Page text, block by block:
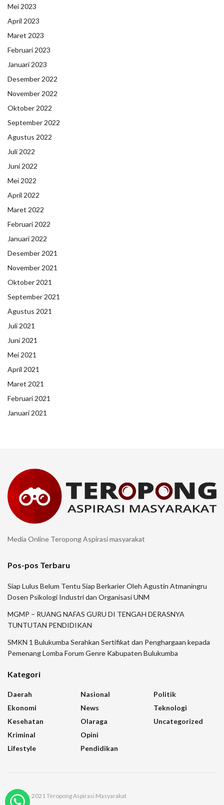
Mei 2023
April 2023
Maret 2023
Februari 2023
Januari 2023
Desember 2022
November 2022
Oktober 2022
September 2022
Agustus 2022
Juli 2022
Juni 2022
Mei 2022
April 2022
Maret 2022
Februari 2022
Januari 2022
Desember 2021
November 2021
Oktober 2021
September 2021
Agustus 2021
Juli 2021
Juni 2021
Mei 2021
April 2021
Maret 2021
Februari 2021
Januari 2021
Media Online Teropong Aspirasi masyarakat
Pos-pos Terbaru
Siap Lulus Belum Tentu Siap Berkarier Oleh Agustin Atmaningru
Dosen Psikologi Industri dan Organisasi UNM
MGMP – RUANG NAFAS GURU DI TENGAH DERASNYA
TUNTUTAN PENDIDIKAN
SMKN 1 Bulukumba Serahkan Sertifikat dan Penghargaan kepada
Pemenang Lomba Forum Genre Kabupaten Bulukumba
Kategori
Daerah
Ekonomi
Kesehatan
Kriminal
Lifestyle
Nasional
News
Olaraga
Opini
Pendidikan
Politik
Teknologi
Uncategorized
© 2021 - 2021 Teropong Aspirasi Masyarakat